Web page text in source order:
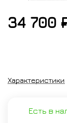
34 700
Характеристики
Есть в